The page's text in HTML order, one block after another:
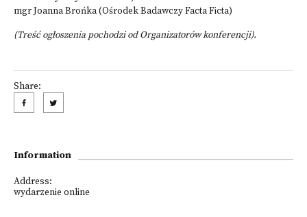
mgr Joanna Brońka (Ośrodek Badawczy Facta Ficta)
(Treść ogłoszenia pochodzi od Organizatorów konferencji).
Share:
Information
Address:
wydarzenie online